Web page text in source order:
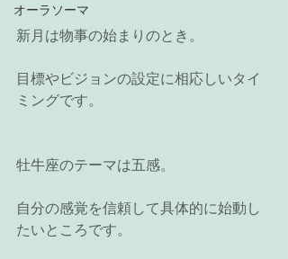
オーラソーマ
新月は物事の始まりのとき。
目標やビジョンの設定に相応しいタイ
ミングです。
牡牛座のテーマは五感。
自分の感覚を信頼して具体的に始動し
たいところです。